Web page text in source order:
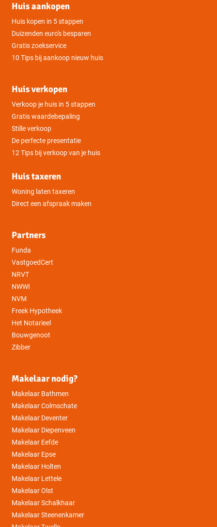
Huis aankopen
Huis kopen in 5 stappen
Duizenden euro's besparen
Gratis zoekservice
10 Tips bij aankoop nieuw huis
Huis verkopen
Verkoop je huis in 5 stappen
Gratis waardebepaling
Stille verkoop
De perfecte presentatie
12 Tips bij verkoop van je huis
Huis taxeren
Woning laten taxeren
Direct een afspraak maken
Partners
Funda
VastgoedCert
NRVT
NWWI
NVM
Freek Hypotheek
Het Notarieel
Bouwgenoot
Zibber
Makelaar nodig?
Makelaar Bathmen
Makelaar Colmschate
Makelaar Deventer
Makelaar Diepenveen
Makelaar Eefde
Makelaar Epse
Makelaar Holten
Makelaar Lettele
Makelaar Olst
Makelaar Schalkhaar
Makelaar Steenenkamer